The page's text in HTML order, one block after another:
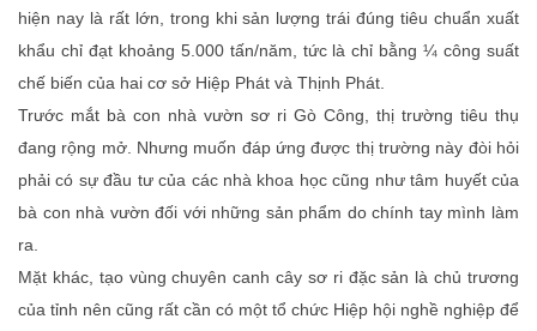
hiện nay là rất lớn, trong khi sản lượng trái đúng tiêu chuẩn xuất
khẩu chỉ đạt khoảng 5.000 tấn/năm, tức là chỉ bằng ¼ công suất
chế biến của hai cơ sở Hiệp Phát và Thịnh Phát.
Trước mắt bà con nhà vườn sơ ri Gò Công, thị trường tiêu thụ
đang rộng mở. Nhưng muốn đáp ứng được thị trường này đòi hỏi
phải có sự đầu tư của các nhà khoa học cũng như tâm huyết của
bà con nhà vườn đối với những sản phẩm do chính tay mình làm
ra.
Mặt khác, tạo vùng chuyên canh cây sơ ri đặc sản là chủ trương
của tỉnh nên cũng rất cần có một tổ chức Hiệp hội nghề nghiệp để